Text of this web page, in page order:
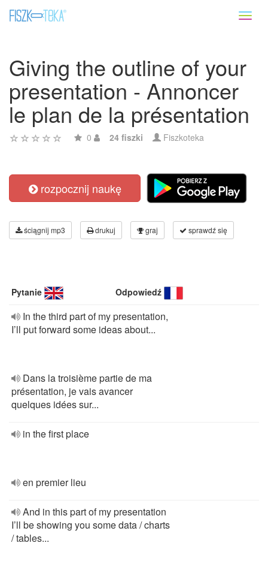
Giving the outline of your
presentation - Annoncer
le plan de la présentation
0 24 fiszki Fiszkoteka
rozpocznij naukę
ściągnij mp3 drukuj graj sprawdź się
Pytanie Odpowiedź
In the third part of my presentation,
I’ll put forward some ideas about...
Dans la troisième partie de ma
présentation, je vais avancer
quelques idées sur...
in the first place
en premier lieu
And in this part of my presentation
I’ll be showing you some data / charts
/ tables...